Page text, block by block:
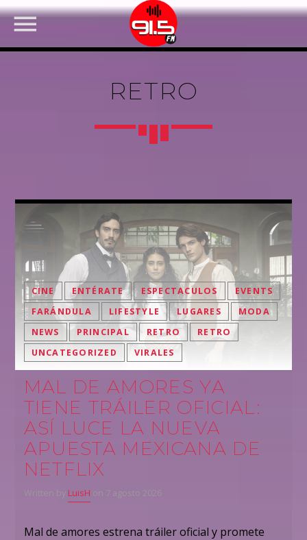
FACEBOOK
RETRO
CINE ENTÉRATE ESPECTACULOS
EVENTS
FARÁNDULA
LIFESTYLE LUGARES
MODA
NEWS
PRINCIPAL RETRO
RETRO
UNCATEGORIZED
VIRALES
MAL DE AMORES YA
TIENE TRÁILER OFICIAL:
ASÍ LUCE LA NUEVA
APUESTA MEXICANA DE
NETFLIX
Written by LuisH on 7 agosto 2026
Mal de amores estrena tráiler oficial y promete